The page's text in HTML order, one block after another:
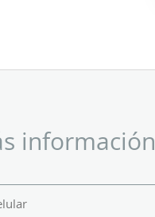
información